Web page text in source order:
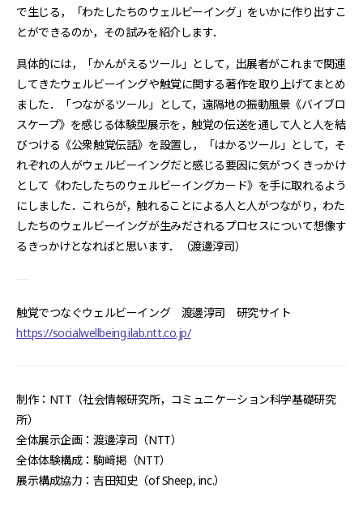
で生じる，「わたしたちのウェルビーイング」をいかに作り出すこ
とができるのか，その試みを紹介します．
具体的には，「かんがえるツール」として，出展者がこれまで関連
してきたウェルビーイングや触覚に関する著作を取り上げてまとめ
ました．「つながるツール」として，遠隔地の振動風景《バイブロ
スケープ》を感じる体験型展示を，触覚の伝送を通して人と人を結
びつける《公衆触覚伝話》を設置し，「はかるツール」として，そ
れぞれの人がウェルビーイングだと感じる要因に気がつくきっかけ
として《わたしたちのウェルビーイングカード》を手に取れるよう
にしました．これらが，触れることによる人と人がつながり，わた
したちのウェルビーイングが生みだされるプロセスについて想像す
るきっかけとなればと思います．（渡邊淳司）
触覚でつなぐウェルビーイング 渡邊淳司 研究サイト
https://socialwellbeing.ilab.ntt.co.jp/
制作：NTT（社会情報研究所，コミュニケーション科学基礎研究
所）
全体展示企画：渡邊淳司（NTT）
全体体験構成：駒﨑掲（NTT）
展示構成協力：吉田知史（of Sheep, inc.）